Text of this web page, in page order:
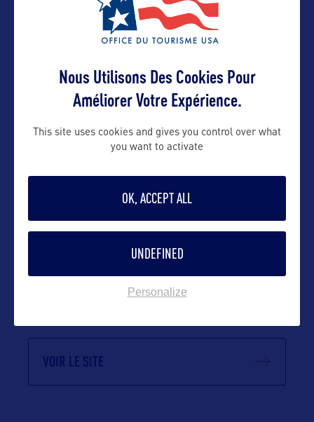
Contact pro
Contact grand public
emmanuelle@repandco-france.com
Suivre
VOIR LE SITE
Nous Utilisons Des Cookies Pour
Améliorer Votre Expérience.
This site uses cookies and gives you control over what
you want to activate
OK, ACCEPT ALL
UNDEFINED
Personalize